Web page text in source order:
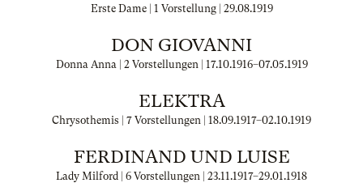
Erste Dame | 1 Vorstellung | 29.08.1919
DON GIOVANNI
Donna Anna | 2 Vorstellungen | 17.10.1916–07.05.1919
ELEKTRA
Chrysothemis | 7 Vorstellungen | 18.09.1917–02.10.1919
FERDINAND UND LUISE
Lady Milford | 6 Vorstellungen | 23.11.1917–29.01.1918